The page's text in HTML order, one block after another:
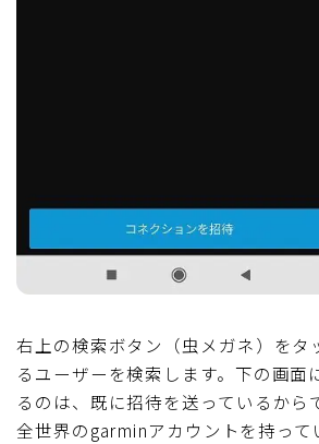
右上の検索ボタン（虫メガネ）をタ
るユーザーを検索します。下の画面
るのは、既に招待を送っているから
全世界のgarminアカウントを持って